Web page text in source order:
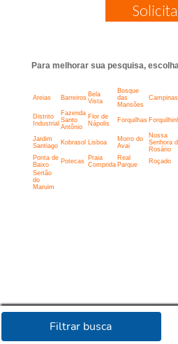
Filtrar busca
Para melhorar sua pesquisa,
Areias Barreiros Bela
Vista
Bosque
das
Mansões
Campinas
Distrito
Industrial
Fazenda
Santo
Antônio
Flor de
Nápolis
Forquilhas
Jardim
Santiago Kobrasol Lisboa
Morro do
Avai
Nossa
Senhora
Rosário
Ponta de
Baixo
Potecas
Praia
Comprida
Real
Parque
Roçado
Sertão
do
Maruim